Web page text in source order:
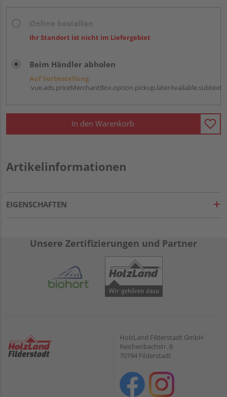
Ihr Standort ist nicht im Liefergebiet
Beim Händler abholen
Auf Vorbestellung:
vue.ads.priceMerchantBox.option.pickup.laterAvailable.subtext
In den Warenkorb
Artikelinformationen
EIGENSCHAFTEN
Unsere Zertifizierungen und Partner
HolzLand Filderstadt GmbH
Reichenbachstr. 8
70794 Filderstadt